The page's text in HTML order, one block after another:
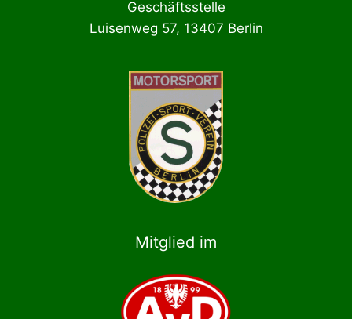
Geschäftsstelle
Luisenweg 57, 13407 Berlin
Mitglied im